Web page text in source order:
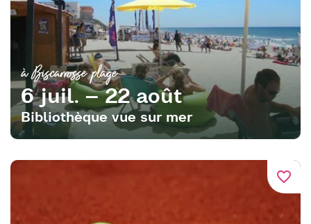
à Biscarrosse plage
6 juil. – 22 août
Bibliothèque vue sur mer
favorite_border